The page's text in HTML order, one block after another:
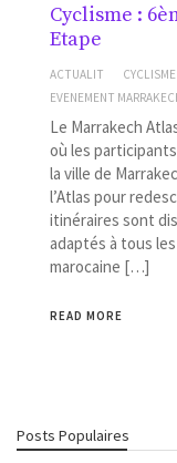
Cyclisme :
Etape
ACTUALIT CYCLISME
EVENEMENT
Le Marrakech
où les
la ville de
l’Atlas pour
itinéraires sont
adaptés à tous
marocaine […]
READ MORE
Posts Populaires